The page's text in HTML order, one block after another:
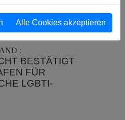
:
BESTÄTIGT
FÜR
LGBTI-
Alle Cookies akzeptieren